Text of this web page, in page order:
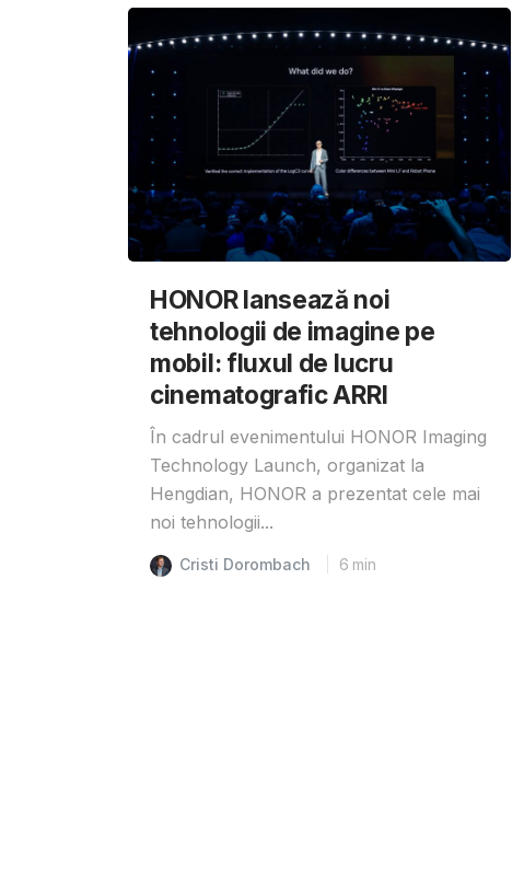
HONOR lansează noi
tehnologii de imagine pe
mobil: fluxul de lucru
cinematografic ARRI
În cadrul evenimentului HONOR Imaging
Technology Launch, organizat la
Hengdian, HONOR a prezentat cele mai
noi tehnologii...
Cristi Dorombach 6 min